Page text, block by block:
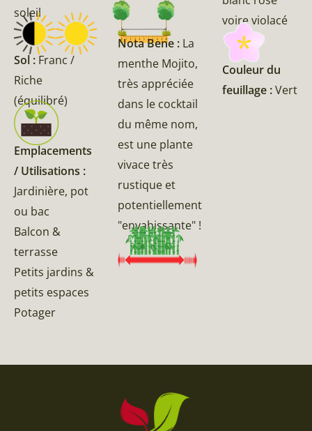
soleil
Sol : Franc /
Riche
(équilibré)
Emplacements
/ Utilisations :
Jardinière, pot
ou bac
Balcon &
terrasse
Petits jardins &
petits espaces
Potager
Nota Bene : La
menthe Mojito,
très appréciée
dans le cocktail
du même nom,
est une plante
vivace très
rustique et
potentiellement
"envahissante" !
voire violacé
Couleur du
feuillage :Vert